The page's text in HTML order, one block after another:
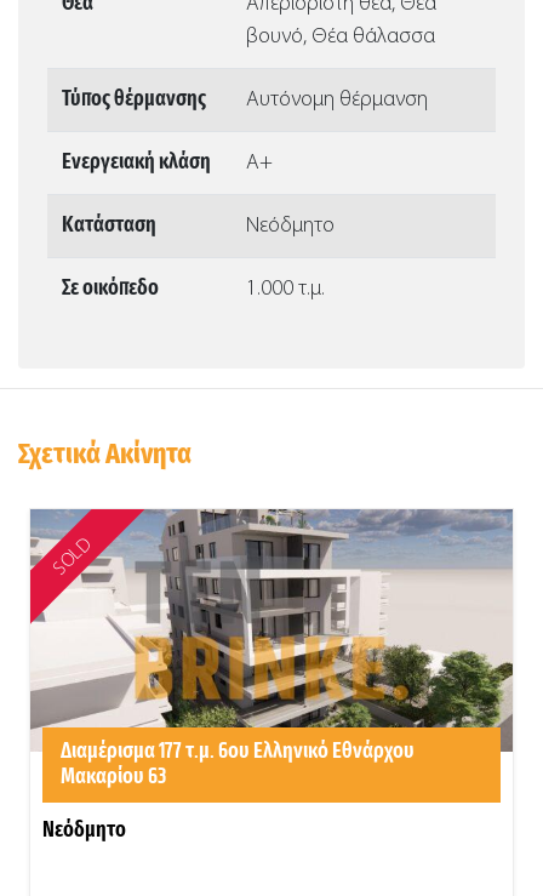
Απεριόριστη θέα, Θέα
βουνό, Θέα θάλασσα
Τύπος θέρμανσης Αυτόνομη θέρμανση
Ενεργειακή κλάση Α+
Κατάσταση Νεόδμητο
Σε οικόπεδο 1.000 τ.μ.
Σχετικά Ακίνητα
SOLD
Διαμέρισμα 177 τ.μ. 6ου Ελληνικό Εθνάρχου
Μακαρίου 63
Νεόδμητο